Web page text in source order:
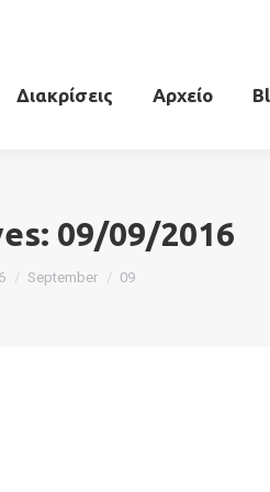
Διακρίσεις Αρχείο
09/09/2016
September 09